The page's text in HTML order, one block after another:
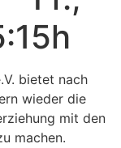
bietet nach
wieder die
mit den
machen.